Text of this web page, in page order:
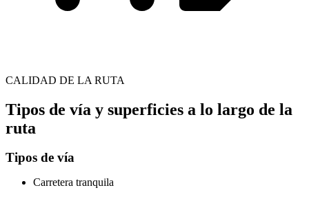
CALIDAD DE LA RUTA
Tipos de vía y superficies a lo largo de la
ruta
Tipos de vía
Carretera tranquila